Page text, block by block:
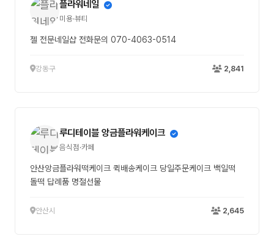
플라워네일
미용·뷰티
젤 전문네일샵 전화문의 070-4063-0514
강동구 2,841
루디테이블 앙금플라워케이크
음식점·카페
안산앙금플라워떡케이크 퀵배송케이크 당일주문케이크 백일떡
돌떡 답례품 명절선물
안산시 2,645